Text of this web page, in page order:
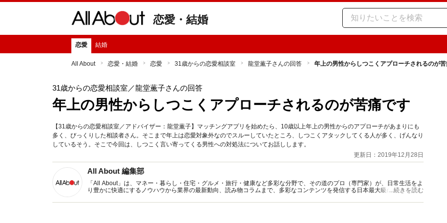
恋愛・結婚
恋愛 結婚
All About 恋愛・結婚 恋愛 31歳からの恋愛相談室 龍堂薫子さんの回答 年上の男性からしつこくアプローチされるのが
31歳からの恋愛相談室 ／龍堂薫子さんの回答
年上の男性からしつこくアプローチされるのが苦痛です
【31歳からの恋愛相談室／アドバイザー：龍堂薫子】マッチングアプリを始めたら、10歳以上年上の男性からのアプローチがあまりにも
多く、びっくりした相談者さん。そこまで年上は恋愛対象外なのでスルーしていたところ、しつこくアタックしてくる人が多く、げんなり
しているそう。そこで今回は、しつこく言い寄ってくる男性への対処法についてお話しします。
更新日：2019年12月28日
All About 編集部
「All About」は、マネー・暮らし・住宅・グルメ・旅行・健康など多彩な分野で、その道のプロ（専門家）が、日常生活をよ
り豊かに快適にするノウハウから業界の最新動向、読み物コラムまで、多彩なコンテンツを発信する日本最大級の総合情報サ
...続きを読む